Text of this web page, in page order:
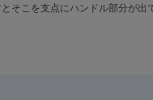
そこを支点にハンドル部分が出